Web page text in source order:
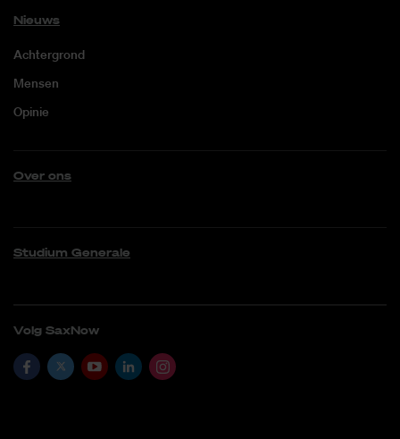
Nieuws
Achtergrond
Mensen
Opinie
Over ons
Studium Generale
Volg SaxNow